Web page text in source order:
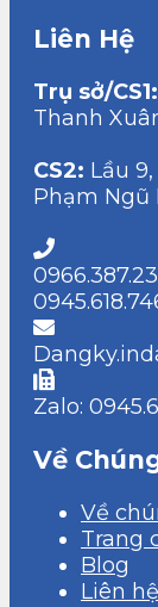
Liên Hệ
Trụ sở/CS1:
Thanh
CS2: Lầu
Phạm Ngũ
Zalo:
Về
Về
Trang
Blog
Liên hệ